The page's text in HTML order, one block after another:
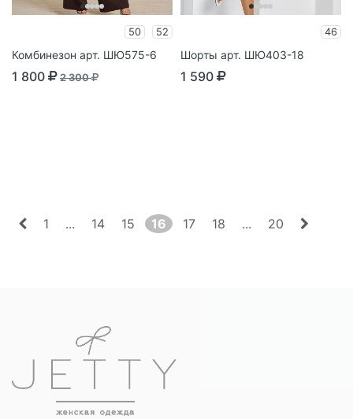
50 52
Комбинезон арт. ШЮ575-6
1 800 2 300
46
Шорты арт. ШЮ403-18
1 590
1 ... 14 15 16 17 18 ... 20